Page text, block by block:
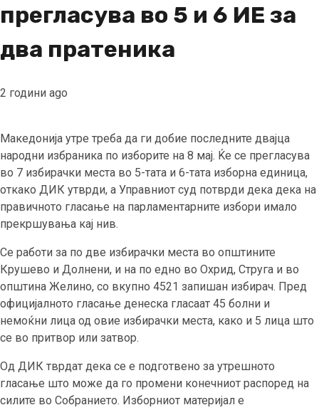
прегласува во 5 и 6 ИЕ за
два пратеника
2 години ago
Македонија утре треба да ги добие последните двајца
народни избраника по изборите на 8 мај. Ќе се прегласува
во 7 избирачки места во 5-тата и 6-тата изборна единица,
откако ДИК утврди, а Управниот суд потврди дека дека на
правичното гласање на парламентарните избори имало
прекршувања кај нив.
Се работи за по две избирачки места во општините
Крушево и Долнени, и на по едно во Охрид, Струга и во
општина Желино, со вкупно 4521 запишан избирач. Пред
официјалното гласање денеска гласаат 45 болни и
немоќни лица од овие избирачки места, како и 5 лица што
се во притвор или затвор.
Од ДИК тврдат дека се е подготвено за утрешното
гласање што може да го промени конечниот распоред на
силите во Собранието. Изборниот материјал е